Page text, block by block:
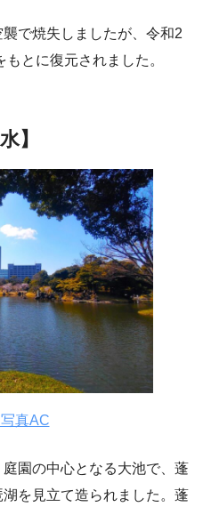
で焼失しましたが、令和2
とに復元されました。
】
真AC
園の中心となる大池で、蓬
を見立て造られました。蓬